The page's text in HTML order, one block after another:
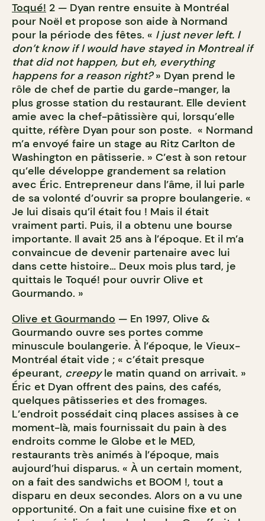
Toqué! 2 — Dyan rentre ensuite à Montréal
pour Noël et propose son aide à Normand
pour la période des fêtes. « I just never left. I
don’t know if I would have stayed in Montreal if
that did not happen, but eh, everything
happens for a reason right?» Dyan prend le
rôle de chef de partie du garde-manger, la
plus grosse station du restaurant. Elle devient
amie avec la chef-pâtissière qui, lorsqu’elle
quitte, réfère Dyan pour son poste. « Normand
m’a envoyé faire un stage au Ritz Carlton de
Washington en pâtisserie. » C’est à son retour
qu’elle développe grandement sa relation
avec Éric. Entrepreneur dans l’âme, il lui parle
de sa volonté d’ouvrir sa propre boulangerie. «
Je lui disais qu’il était fou ! Mais il était
vraiment parti. Puis, il a obtenu une bourse
importante. Il avait 25 ans à l’époque. Et il m’a
convaincue de devenir partenaire avec lui
dans cette histoire… Deux mois plus tard, je
quittais le Toqué! pour ouvrir Olive et
Gourmando. »
Olive et Gourmando — En 1997, Olive &
Gourmando ouvre ses portes comme
minuscule boulangerie. À l’époque, le Vieux-
Montréal était vide ; « c’était presque
épeurant, creepyle matin quand on arrivait. »
Éric et Dyan offrent des pains, des cafés,
quelques pâtisseries et des fromages.
L’endroit possédait cinq places assises à ce
moment-là, mais fournissait du pain à des
endroits comme le Globe et le MED,
restaurants très animés à l’époque, mais
aujourd’hui disparus. « À un certain moment,
on a fait des sandwichs et BOOM !, tout a
disparu en deux secondes. Alors on a vu une
opportunité. On a fait une cuisine fixe et on